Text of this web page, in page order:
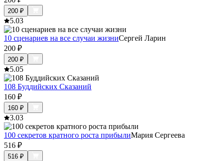
200 ₽
5.03
10 сценариев на все случаи жизниСергей Ларин
200 ₽
200 ₽
5.05
108 Буддийских Сказаний
160 ₽
160 ₽
3.03
100 секретов кратного роста прибылиМария Сергеева
516 ₽
516 ₽